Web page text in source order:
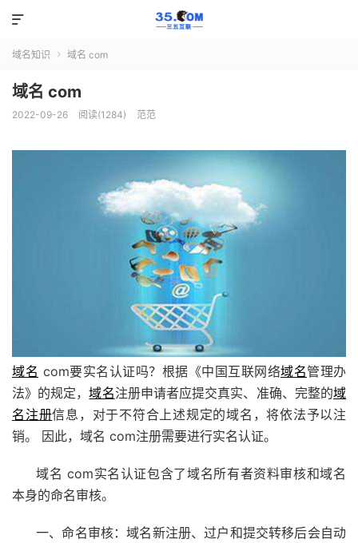

域名知识  域名 com
域名 com
2022-09-26 阅读(1284) 范范
域名 com要实名认证吗？根据《中国互联网络域名管理办
法》的规定，域名注册申请者应提交真实、准确、完整的域
名注册信息，对于不符合上述规定的域名，将依法予以注
销。 因此，域名 com注册需要进行实名认证。
域名 com实名认证包含了域名所有者资料审核和域名
本身的命名审核。
一、命名审核：域名新注册、过户和提交转移后会自动